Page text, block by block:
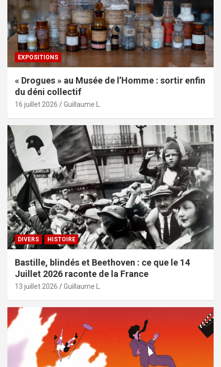
EXPOSITIONS
« Drogues » au Musée de l’Homme : sortir enfin
du déni collectif
16 juillet 2026 Guillaume L.
DIVERS HISTOIRE
Bastille, blindés et Beethoven : ce que le 14
Juillet 2026 raconte de la France
13 juillet 2026 Guillaume L.